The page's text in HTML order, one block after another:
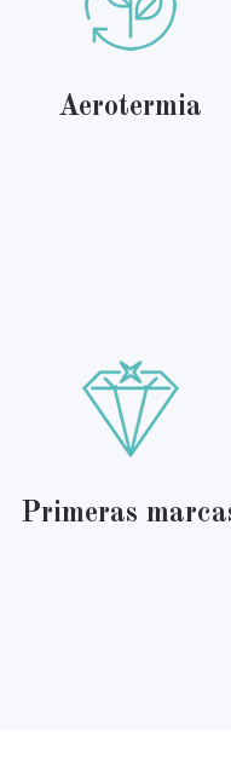
Aerotermia
Primeras